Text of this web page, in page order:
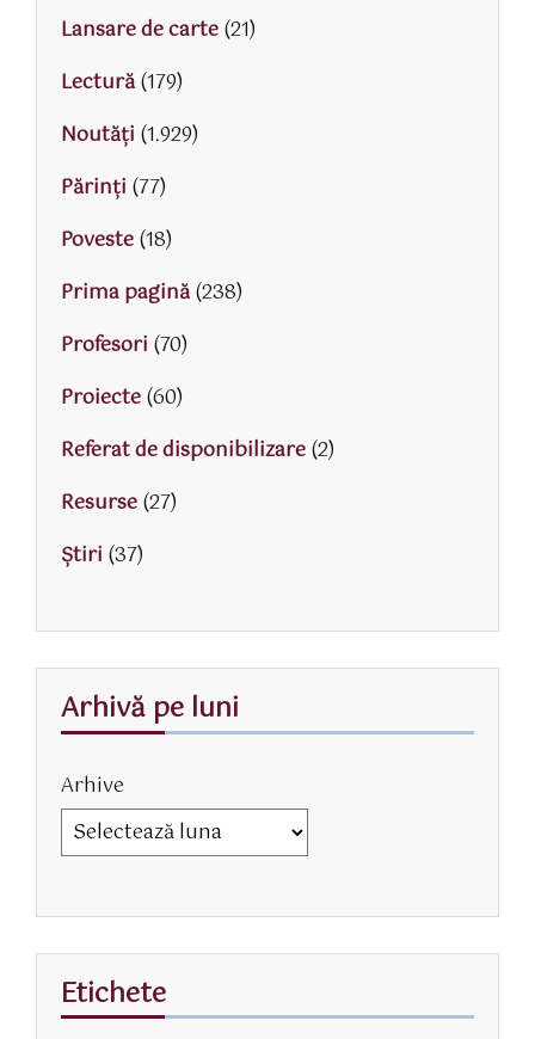
Lansare de carte(21)
Lectură(179)
Noutăți (1.929)
Părinţi (77)
Poveste(18)
Prima pagină(238)
Profesori (70)
Proiecte(60)
Referat de disponibilizare(2)
Resurse(27)
Știri (37)
Arhivă pe luni
Arhive
Etichete